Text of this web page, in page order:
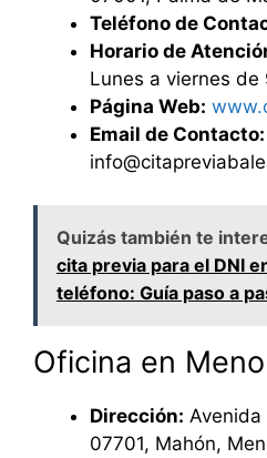
Teléfono de
Horario de
Lunes a viernes
Página Web:
Email de Contacto:
Quizás también te
cita previa para el DNI
teléfono: Guía paso a
Oficina en
Dirección:
07701, Mahón,